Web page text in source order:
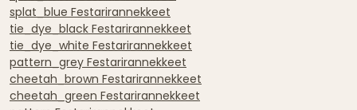
splat_blue Festarirannekkeet
tie_dye_black Festarirannekkeet
tie_dye_white Festarirannekkeet
pattern_grey Festarirannekkeet
cheetah_brown Festarirannekkeet
cheetah_green Festarirannekkeet